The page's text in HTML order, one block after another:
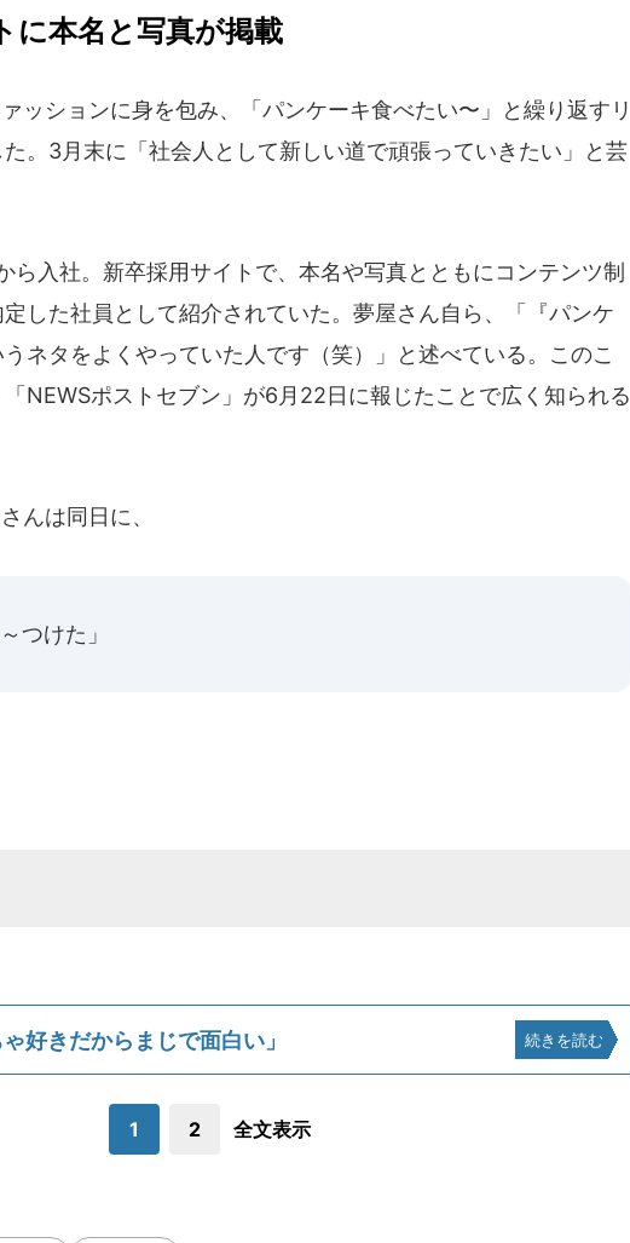
に本名と写真が掲載
ッションに身を包み、「パンケーキ食べたい〜」と繰り返すリ
。3月末に「社会人として新しい道で頑張っていきたい」と芸
入社。新卒採用サイトで、本名や写真とともにコンテンツ制
した社員として紹介されていた。夢屋さん自ら、「『パンケ
ネタをよくやっていた人です（笑）」と述べている。このこ
NEWSポストセブン」が6月22日に報じたことで広く知られる
んは同日に、
つけた」
好きだからまじで面白い」 続きを読む
1 2 全文表示